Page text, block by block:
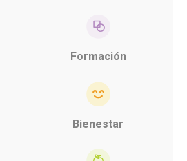
Formación
Bienestar